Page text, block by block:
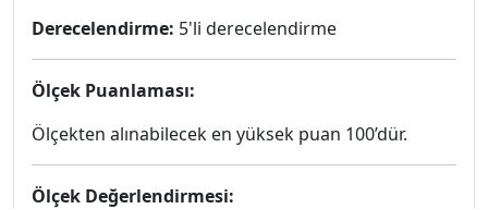
Derecelendirme: 5'li derecelendirme
Ölçek Puanlaması:
Ölçekten alınabilecek en yüksek puan 100’dür.
Ölçek Değerlendirmesi: